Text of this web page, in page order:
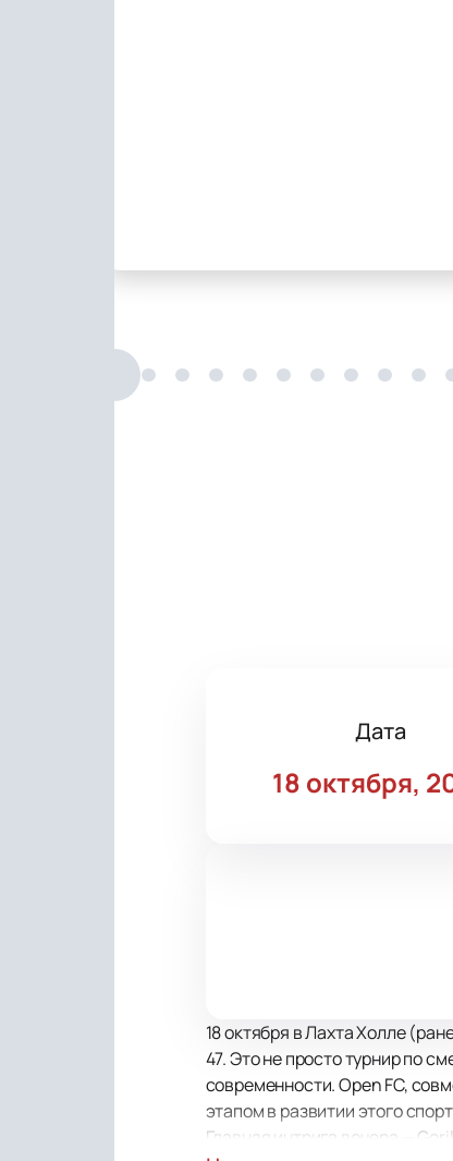
Дата
18 октября,
18 октября в Лахта Холле
47. Это не просто турнир по
современности. Open FC,
этапом в развитии этого
Главная интрига вечера —